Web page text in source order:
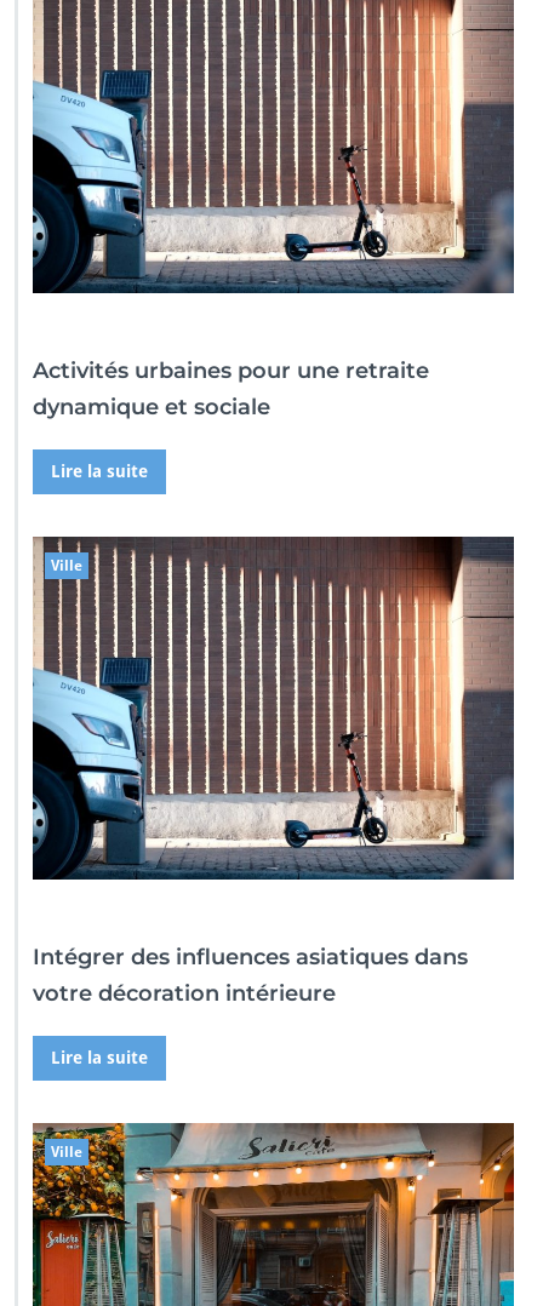
Activités urbaines pour une retraite
dynamique et sociale
Lire la suite
Ville
Intégrer des influences asiatiques dans
votre décoration intérieure
Lire la suite
Ville